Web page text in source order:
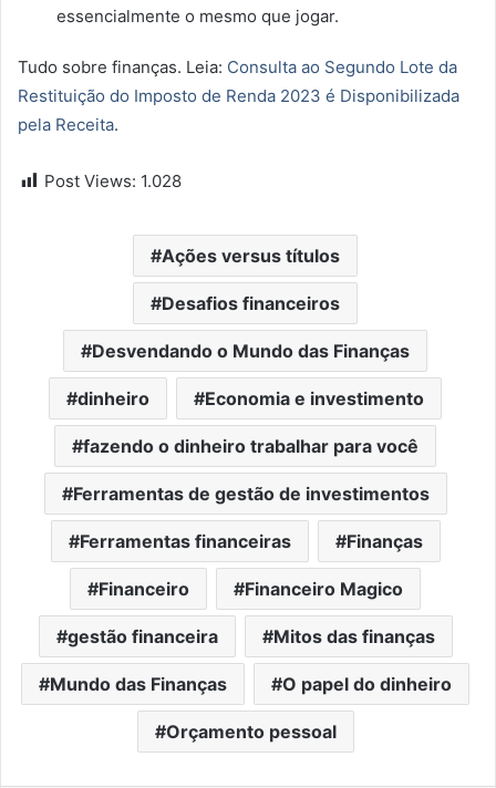
essencialmente o mesmo que jogar.
Tudo sobre finanças. Leia: Consulta ao Segundo Lote da
Restituição do Imposto de Renda 2023 é Disponibilizada
pela Receita.
Post Views: 1.028
Ações versus títulos
Desafios financeiros
Desvendando o Mundo das Finanças
dinheiro Economia e investimento
fazendo o dinheiro trabalhar para você
Ferramentas de gestão de investimentos
Ferramentas financeiras Finanças
Financeiro Financeiro Magico
gestão financeira Mitos das finanças
Mundo das Finanças O papel do dinheiro
Orçamento pessoal